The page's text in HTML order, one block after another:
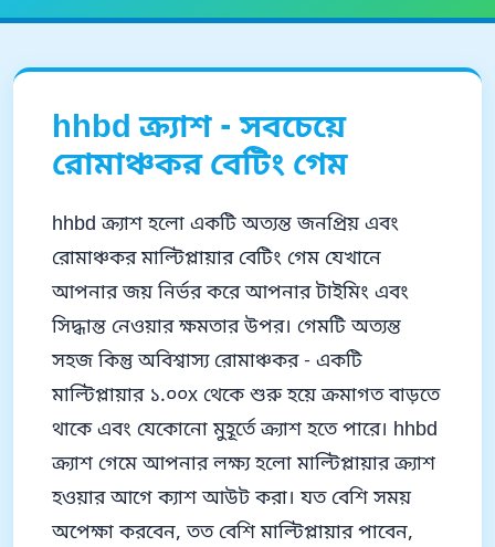
hhbd ক্র্যাশ - সবচেয়ে
রোমাঞ্চকর বেটিং গেম
hhbd ক্র্যাশ হলো একটি অত্যন্ত জনপ্রিয় এবং
রোমাঞ্চকর মাল্টিপ্লায়ার বেটিং গেম যেখানে
আপনার জয় নির্ভর করে আপনার টাইমিং এবং
সিদ্ধান্ত নেওয়ার ক্ষমতার উপর। গেমটি অত্যন্ত
সহজ কিন্তু অবিশ্বাস্য রোমাঞ্চকর - একটি
মাল্টিপ্লায়ার ১.০০x থেকে শুরু হয়ে ক্রমাগত বাড়তে
থাকে এবং যেকোনো মুহূর্তে ক্র্যাশ হতে পারে। hhbd
ক্র্যাশ গেমে আপনার লক্ষ্য হলো মাল্টিপ্লায়ার ক্র্যাশ
হওয়ার আগে ক্যাশ আউট করা। যত বেশি সময়
অপেক্ষা করবেন, তত বেশি মাল্টিপ্লায়ার পাবেন,